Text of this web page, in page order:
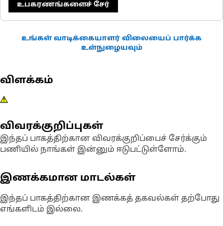
உபகரணங்களைச் சேர்
உங்கள் வாடிக்கையாளர் விலையைப் பார்க்க
உள்நுழையவும்
விளக்கம்
விவரக்குறிப்புகள்
இந்தப் பாகத்திற்கான விவரக்குறிப்பைச் சேர்க்கும்
பணியில் நாங்கள் இன்னும் ஈடுபட்டுள்ளோம்.
இணக்கமான மாடல்கள்
இந்தப் பாகத்திற்கான இணக்கத் தகவல்கள் தற்போது
எங்களிடம் இல்லை.